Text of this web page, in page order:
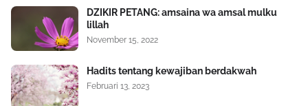
DZIKIR PETANG: amsaina wa amsal mulku
lillah
November 15, 2022
Hadits tentang kewajiban berdakwah
Februari 13, 2023